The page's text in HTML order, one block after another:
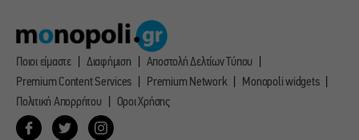
Ποιοι είμαστε Διαφήμιση
Αποστολή Δελτίων Τύπου
Premium Content Services
Premium Network
Monopoli widgets
Πολιτική Απορρήτου
Οροι Χρήσης